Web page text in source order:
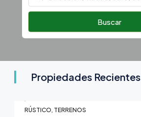
Buscar
Propiedades Recientes
RÚSTICO, TERRENOS